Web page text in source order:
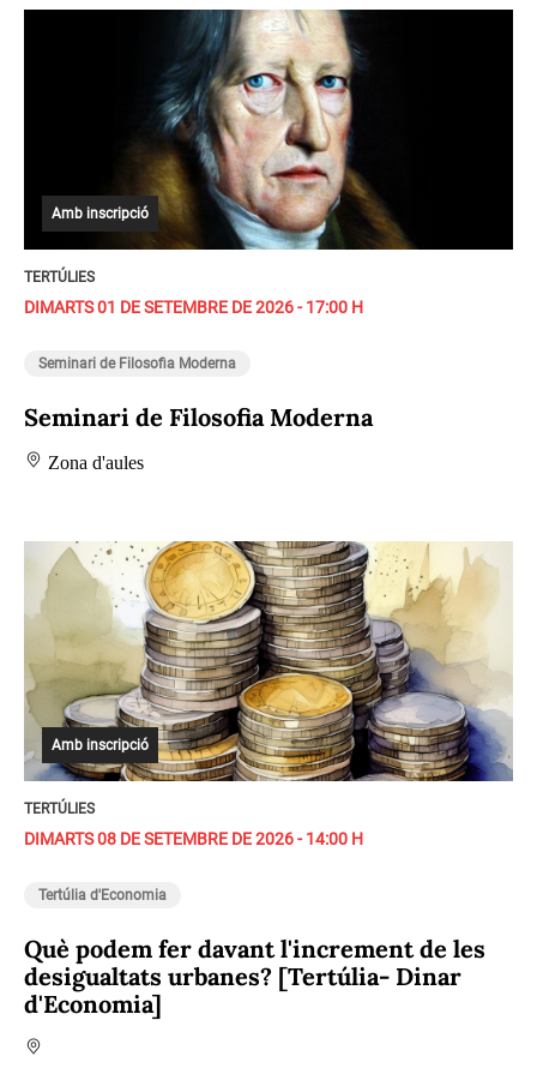
Amb inscripció
TERTÚLIES
DIMARTS 01 DE SETEMBRE DE 2026 - 17:00 H
Seminari de Filosofia Moderna
Seminari de Filosofia Moderna
Zona d'aules
Amb inscripció
TERTÚLIES
DIMARTS 08 DE SETEMBRE DE 2026 - 14:00 H
Tertúlia d'Economia
Què podem fer davant l'increment de les
desigualtats urbanes? [Tertúlia- Dinar
d'Economia]